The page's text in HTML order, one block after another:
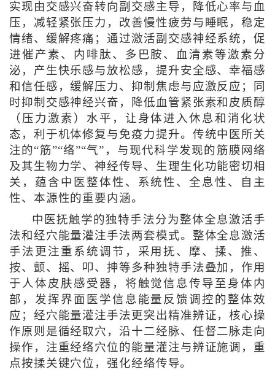
实现由交感兴奋转向副交感主导，降低心率与血
压，减轻紧张压力，改善慢性疲劳与睡眠，稳定
情绪、缓解疼痛；通过激活副交感神经系统，促
进催产素、内啡肽、多巴胺、血清素等激素分
泌，产生快乐感与放松感，提升安全感、幸福感
和信任感，缓解压力、抑制焦虑与应激反应；同
时抑制交感神经兴奋，降低血管紧张素和皮质醇
（压力激素）水平，让身体进入休息和消化状
态，利于机体修复与免疫力提升。传统中医所关
注的“筋”“络”“气”，与现代科学发现的筋膜网络
及其生物力学、神经传导、生理生化功能密切相
关，蕴含中医整体性、系统性、全息性、自主
性、本源性的重要内涵。
中医抚触学的独特手法分为整体全息激活手
法和经穴能量灌注手法两套模式。整体全息激活
手法更注重系统调节，采用抚、摩、揉、推、
按、颤、摇、叩、抻等多种独特手法叠加，作用
于人体皮肤感受器，将触觉信息传导至身体内
部，发挥界面医学信息能量反馈调控的整体效
应；经穴能量灌注手法更突出精准辨证，核心操
作原则是循经取穴，沿十二经脉、任督二脉走向
操作，注重经络穴位的能量灌注与辨证施调，重
点按揉关键穴位，强化经络传导。